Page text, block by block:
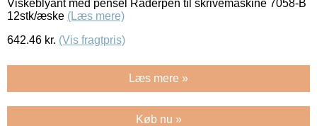
Viskeblyant med pensel Raderpen til skrivemaskine 7058-B
12stk/æske (Læs mere)
642.46 kr. (Vis fragtpris)
Læs mere »
Køb nu »